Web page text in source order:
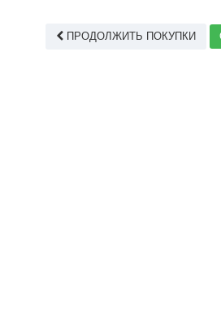
ПРОДОЛЖИТЬ ПОКУПКИ